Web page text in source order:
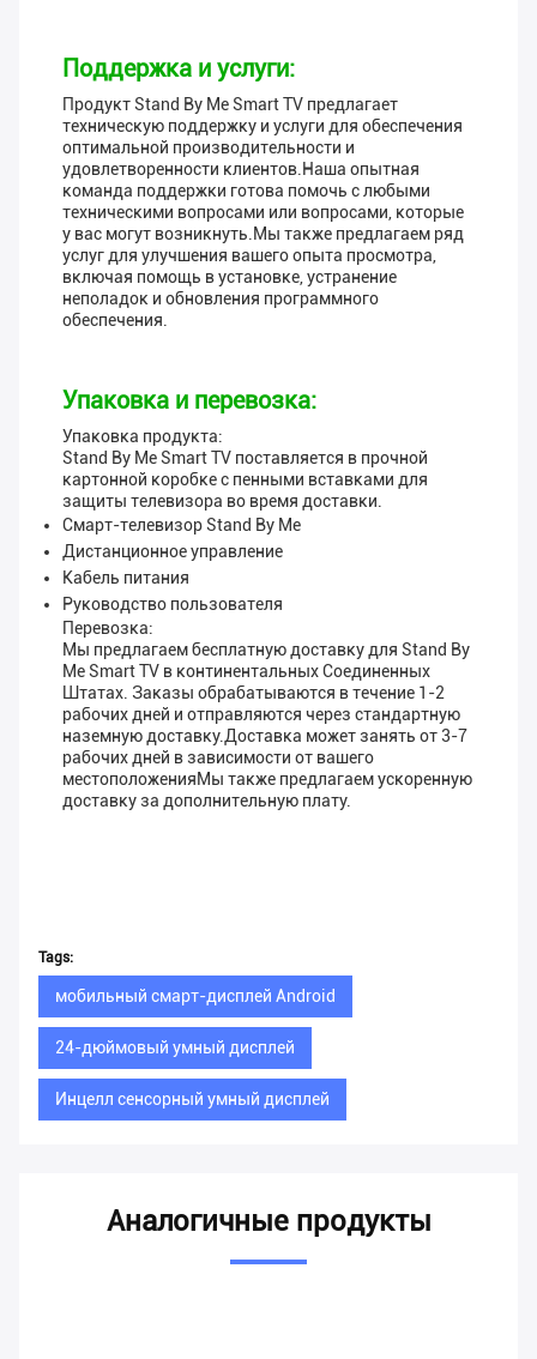
Поддержка и услуги:
Продукт Stand By Me Smart TV предлагает
техническую поддержку и услуги для обеспечения
оптимальной производительности и
удовлетворенности клиентов.Наша опытная
команда поддержки готова помочь с любыми
техническими вопросами или вопросами, которые
у вас могут возникнуть.Мы также предлагаем ряд
услуг для улучшения вашего опыта просмотра,
включая помощь в установке, устранение
неполадок и обновления программного
обеспечения.
Упаковка и перевозка:
Упаковка продукта:
Stand By Me Smart TV поставляется в прочной
картонной коробке с пенными вставками для
защиты телевизора во время доставки.
Смарт-телевизор Stand By Me
Дистанционное управление
Кабель питания
Руководство пользователя
Перевозка:
Мы предлагаем бесплатную доставку для Stand By
Me Smart TV в континентальных Соединенных
Штатах. Заказы обрабатываются в течение 1-2
рабочих дней и отправляются через стандартную
наземную доставку.Доставка может занять от 3-7
рабочих дней в зависимости от вашего
местоположенияМы также предлагаем ускоренную
доставку за дополнительную плату.
Tags:
мобильный смарт-дисплей Android
24-дюймовый умный дисплей
Инцелл сенсорный умный дисплей
Аналогичные продукты